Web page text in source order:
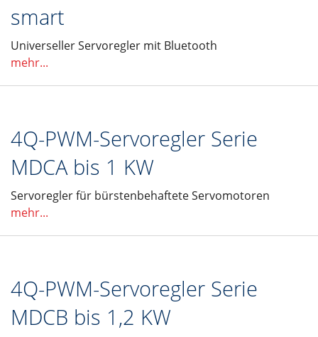
smart
Universeller Servoregler mit Bluetooth
mehr...
4Q-PWM-Servoregler Serie
MDCA bis 1 KW
Servoregler für bürstenbehaftete Servomotoren
mehr...
4Q-PWM-Servoregler Serie
MDCB bis 1,2 KW